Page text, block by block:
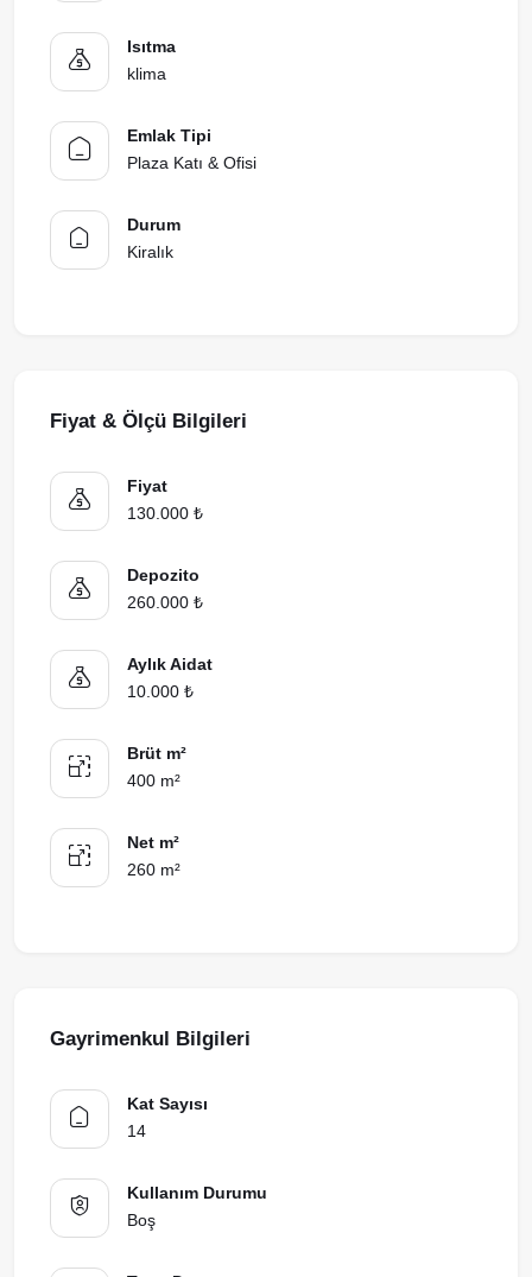
Isıtma
klima
Emlak Tipi
Plaza Katı & Ofisi
Durum
Kiralık
Fiyat & Ölçü Bilgileri
Fiyat
130.000 ₺
Depozito
260.000 ₺
Aylık Aidat
10.000 ₺
Brüt m²
400 m²
Net m²
260 m²
Gayrimenkul Bilgileri
Kat Sayısı
14
Kullanım Durumu
Boş